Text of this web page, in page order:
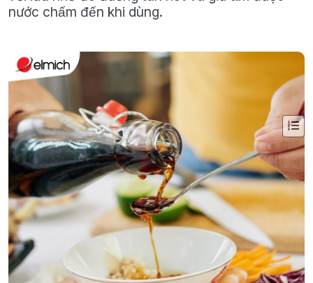
nước chấm đến khi dùng.